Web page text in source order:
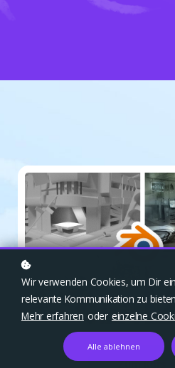
Zum Kurs
Wir verwenden Cookies, um Dir
relevante Kommunikation zu
Mehr erfahren oder einzelne
Alle ablehnen